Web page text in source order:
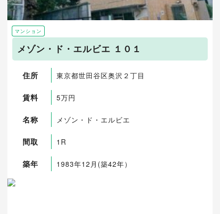
マンション
メゾン・ド・エルビエ １０１
住所 東京都世田谷区奥沢２丁目
賃料 5万円
名称 メゾン・ド・エルビエ
間取 1R
築年 1983年12月(築42年）